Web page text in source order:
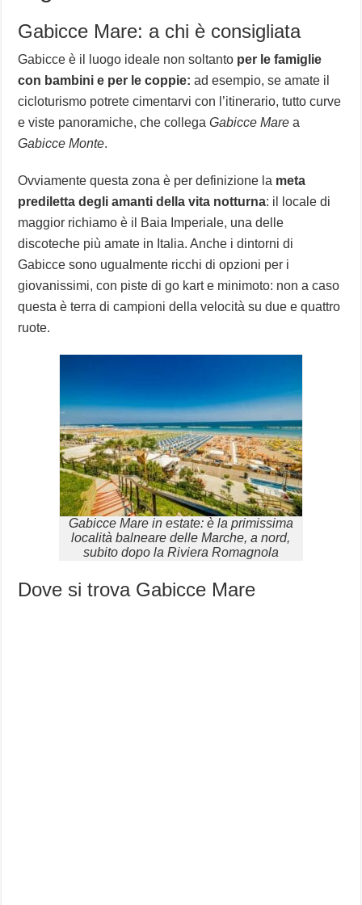
Gabicce Mare: a chi è consigliata
Gabicce è il luogo ideale non soltanto per le famiglie
con bambini e per le coppie: ad esempio, se amate il
cicloturismo potrete cimentarvi con l’itinerario, tutto curve
e viste panoramiche, che collegaGabicce Mare a
Gabicce Monte.
Ovviamente questa zona è per definizione la meta
prediletta degli amanti della vita notturna: il locale di
maggior richiamo è il Baia Imperiale, una delle
discoteche più amate in Italia. Anche i dintorni di
Gabicce sono ugualmente ricchi di opzioni per i
giovanissimi, con piste di go kart e minimoto: non a caso
questa è terra di campioni della velocità su due e quattro
ruote.
Gabicce Mare in estate: è la primissima
località balneare delle Marche, a nord,
subito dopo la Riviera Romagnola
Dove si trova Gabicce Mare